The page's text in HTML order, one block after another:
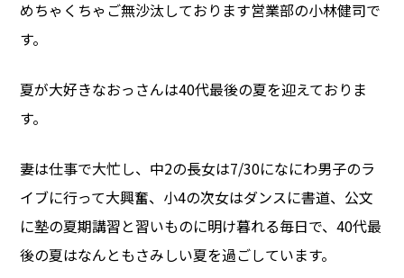
めちゃくちゃご無沙汰しております営業部の小林健司で
す。
夏が大好きなおっさんは40代最後の夏を迎えておりま
す。
妻は仕事で大忙し、中2の長女は7/30になにわ男子のラ
イブに行って大興奮、小4の次女はダンスに書道、公文
に塾の夏期講習と習いものに明け暮れる毎日で、40代最
後の夏はなんともさみしい夏を過ごしています。